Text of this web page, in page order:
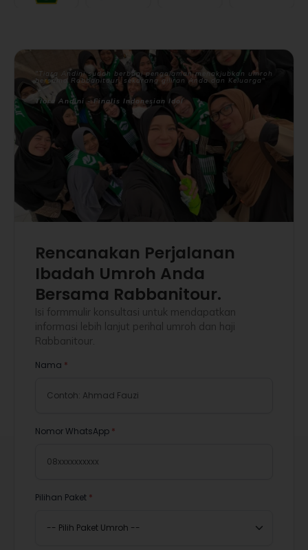
"Tiara Andini sudah berbagi pengalaman menakjubkan umroh
bersama Rabbanitour, sekarang giliran Anda dan Keluarga"
Tiara Andini - Finalis Indonesian Idol
Rencanakan Perjalanan
Ibadah Umroh Anda
Bersama Rabbanitour.
Isi formmulir konsultasi untuk mendapatkan
informasi lebih lanjut perihal umroh dan haji
Rabbanitour.
Nama *
Nomor WhatsApp *
Pilihan Paket *